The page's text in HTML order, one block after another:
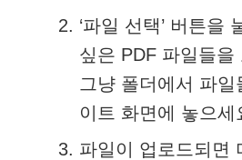
‘파일 선택’ 버튼을
싶은 PDF 파일들을
그냥 폴더에서 파
이트 화면에 놓으세
파일이 업로드되면